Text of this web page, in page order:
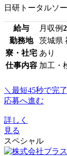
日研トータルソ
給与 月収例
勤務地
茨城県
寮・社宅 あり
仕事内容 加工・
＼最短45秒で完
応募へ進む
詳しく
見る
スペシャル